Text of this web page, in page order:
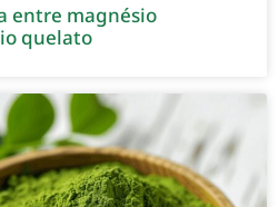
entre magnésio
quelato